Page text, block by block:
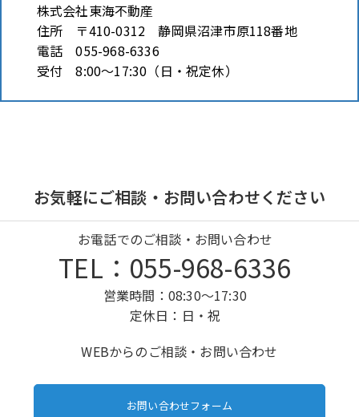
株式会社東海不動産
住所 〒410-0312 静岡県沼津市原118番地
電話 055-968-6336
受付 8:00～17:30（日・祝定休）
お気軽にご相談・お問い合わせください
お電話でのご相談・お問い合わせ
TEL：055-968-6336
営業時間：08:30～17:30
定休日：日・祝
WEBからのご相談・お問い合わせ
お問い合わせフォーム